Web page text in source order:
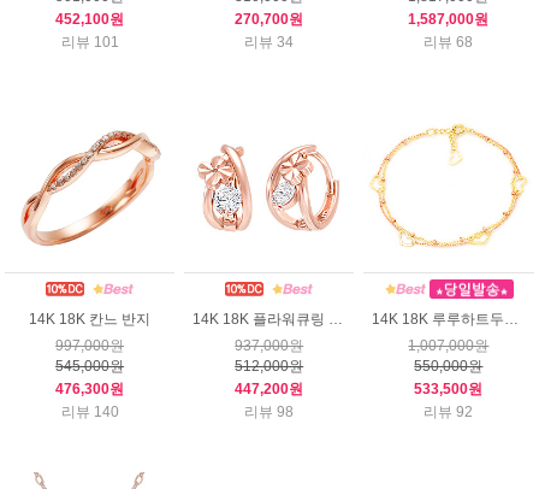
452,100원
리뷰 101
270,700원
리뷰 34
1,587,000원
리뷰 68
14K 18K 칸느 반지
997,000원
545,000원
476,300원
리뷰 140
937,000원
512,000원
447,200원
리뷰 98
1,007,000원
550,000원
533,500원
리뷰 92